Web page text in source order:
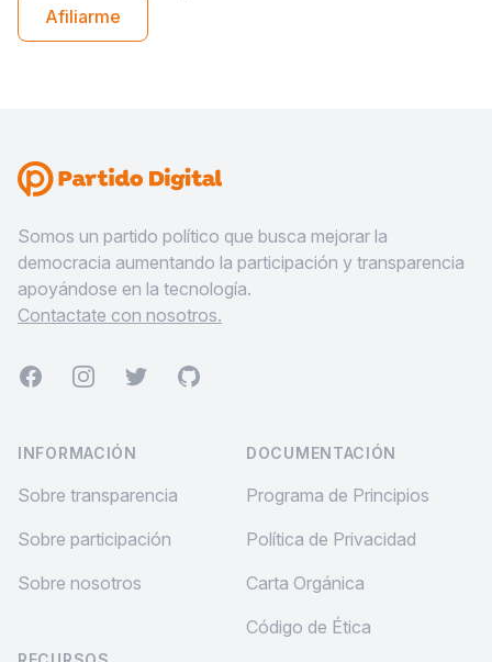
Afiliarme
Somos un partido político que busca mejorar la
democracia aumentando la participación y transparencia
apoyándose en la tecnología.
Contactate con nosotros.
FacebookInstagramTwitter GitHub
INFORMACIÓN
Sobre transparencia
Sobre participación
Sobre nosotros
DOCUMENTACIÓN
Programa de Principios
Política de Privacidad
Carta Orgánica
Código de Ética